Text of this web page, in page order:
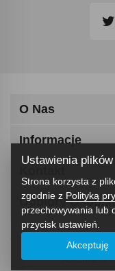
O Nas
Informacje
Odbiory
ABCfitness -
Ustawienia
Strona korzysta z
zgodnie z Polityką
przechowywania lub
przycisk ustawień.
Akceptuję